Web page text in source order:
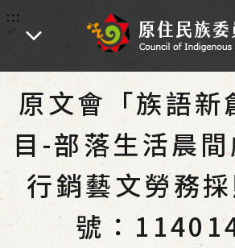
:::
:::
首頁 - 為民服務 - 最
原文會「族語新
目-部落生活晨
行銷藝文勞務
號：